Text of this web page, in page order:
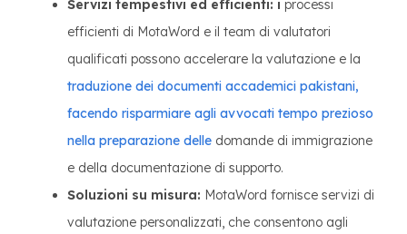
Servizi tempestivi ed efficienti: i processi
efficienti di MotaWord e il team di valutatori
qualificati possono accelerare la valutazione e la
traduzione dei documenti accademici pakistani,
facendo risparmiare agli avvocati tempo prezioso
nella preparazione delle domande di immigrazione
e della documentazione di supporto.
Soluzioni su misura: MotaWord fornisce servizi di
valutazione personalizzati, che consentono agli